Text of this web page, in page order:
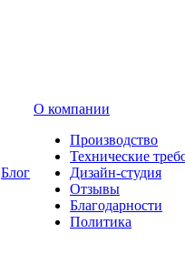
Блог
О компании
Производство
Технические
Дизайн-студия
Отзывы
Благодарности
Политика